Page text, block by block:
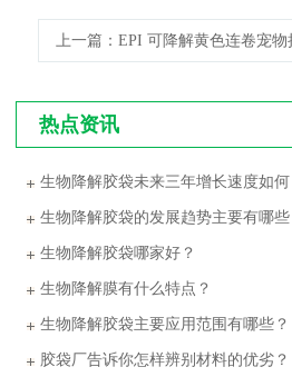
上一篇 ：EPI 可降解黄色连卷宠物拾便袋 环
热点资讯
生物降解胶袋未来三年增长速度如何
生物降解胶袋的发展趋势主要有哪些
生物降解胶袋哪家好？
生物降解膜有什么特点？
生物降解胶袋主要应用范围有哪些？
胶袋厂告诉你怎样辨别材料的优劣？